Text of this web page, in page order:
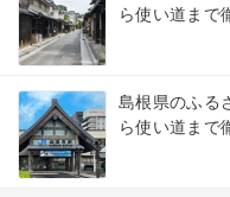
ら使い道まで
島根県のふる
ら使い道まで